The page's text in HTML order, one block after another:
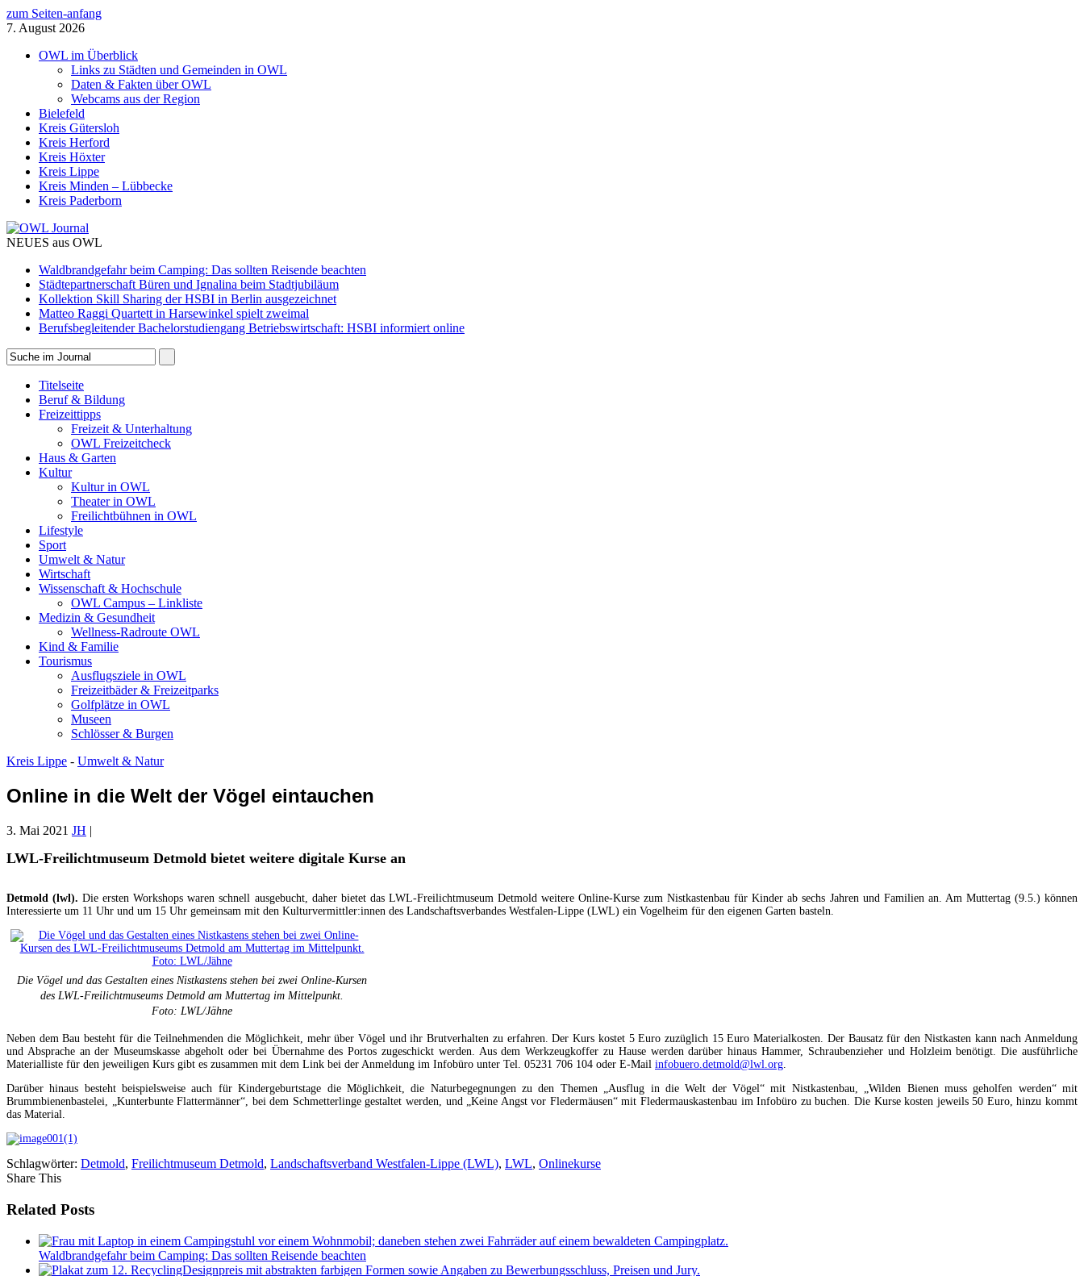
zum Seiten-anfang
7. August 2026
OWL im Überblick
Links zu Städten und Gemeinden in OWL
Daten & Fakten über OWL
Webcams aus der Region
Bielefeld
Kreis Gütersloh
Kreis Herford
Kreis Höxter
Kreis Lippe
Kreis Minden – Lübbecke
Kreis Paderborn
NEUES aus OWL
Waldbrandgefahr beim Camping: Das sollten Reisende beachten
Städtepartnerschaft Büren und Ignalina beim Stadtjubiläum
Kollektion Skill Sharing der HSBI in Berlin ausgezeichnet
Matteo Raggi Quartett in Harsewinkel spielt zweimal
Berufsbegleitender Bachelorstudiengang Betriebswirtschaft: HSBI informiert online
Titelseite
Beruf & Bildung
Freizeittipps
Freizeit & Unterhaltung
OWL Freizeitcheck
Haus & Garten
Kultur
Kultur in OWL
Theater in OWL
Freilichtbühnen in OWL
Lifestyle
Sport
Umwelt & Natur
Wirtschaft
Wissenschaft & Hochschule
OWL Campus – Linkliste
Medizin & Gesundheit
Wellness-Radroute OWL
Kind & Familie
Tourismus
Ausflugsziele in OWL
Freizeitbäder & Freizeitparks
Golfplätze in OWL
Museen
Schlösser & Burgen
Kreis Lippe - Umwelt & Natur
Online in die Welt der Vögel eintauchen
3. Mai 2021 JH |
LWL-Freilichtmuseum Detmold bietet weitere digitale Kurse an
Detmold (lwl). Die ersten Workshops waren schnell ausgebucht, daher bietet das LWL-Freilichtmuseum Detmold weitere Online-Kurse zum Nistkastenbau für Kinder ab sechs Jahren und Familien an. Am Muttertag (9.5.) können
Interessierte um 11 Uhr und um 15 Uhr gemeinsam mit den Kulturvermittler:innen des Landschaftsverbandes Westfalen-Lippe (LWL) ein Vogelheim für den eigenen Garten basteln.
Die Vögel und das Gestalten eines Nistkastens stehen bei zwei Online-Kursen
des LWL-Freilichtmuseums Detmold am Muttertag im Mittelpunkt.
Foto: LWL/Jähne
Neben dem Bau besteht für die Teilnehmenden die Möglichkeit, mehr über Vögel und ihr Brutverhalten zu erfahren. Der Kurs kostet 5 Euro zuzüglich 15 Euro Materialkosten. Der Bausatz für den Nistkasten kann nach Anmeldung
und Absprache an der Museumskasse abgeholt oder bei Übernahme des Portos zugeschickt werden. Aus dem Werkzeugkoffer zu Hause werden darüber hinaus Hammer, Schraubenzieher und Holzleim benötigt. Die ausführliche
Materialliste für den jeweiligen Kurs gibt es zusammen mit dem Link bei der Anmeldung im Infobüro unter Tel. 05231 706 104 oder E-Mail infobuero.detmold@lwl.org.
Darüber hinaus besteht beispielsweise auch für Kindergeburtstage die Möglichkeit, die Naturbegegnungen zu den Themen „Ausflug in die Welt der Vögel“ mit Nistkastenbau, „Wilden Bienen muss geholfen werden“ mit
Brummbienenbastelei, „Kunterbunte Flattermänner“, bei dem Schmetterlinge gestaltet werden, und „Keine Angst vor Fledermäusen“ mit Fledermauskastenbau im Infobüro zu buchen. Die Kurse kosten jeweils 50 Euro, hinzu kommt
das Material.
Schlagwörter: Detmold, Freilichtmuseum Detmold, Landschaftsverband Westfalen-Lippe (LWL), LWL, Onlinekurse
Share This
Related Posts
Waldbrandgefahr beim Camping: Das sollten Reisende beachten